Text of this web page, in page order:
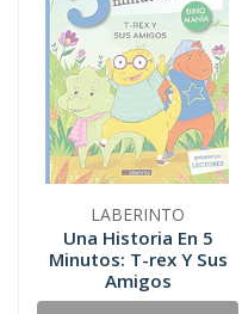
LABERINTO
Una Historia En 5
Minutos: T-rex Y Sus
Amigos